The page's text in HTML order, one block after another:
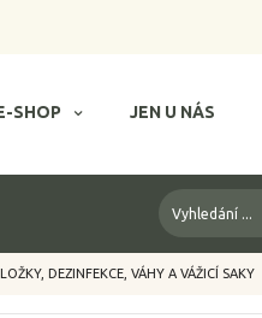
SHOP JEN U NÁS
DEZINFEKCE, VÁHY A VÁŽICÍ SAKY